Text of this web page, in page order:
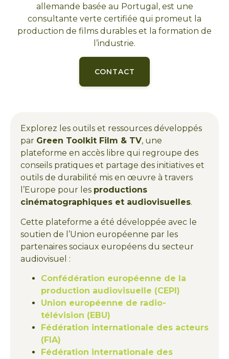
allemande basée au Portugal, est une
consultante verte certifiée qui promeut la
production de films durables et la formation de
l’industrie.
CONTACT
Explorez les outils et ressources développés
par Green Toolkit Film & TV, une
plateforme en accès libre qui regroupe des
conseils pratiques et partage des initiatives et
outils de durabilité mis en œuvre à travers
l’Europe pour les productions
cinématographiques et audiovisuelles.
Cette plateforme a été développée avec le
soutien de l’Union européenne par les
partenaires sociaux européens du secteur
audiovisuel :
Confédération européenne de la
production audiovisuelle (CEPI)
Union européenne de radio-
télévision (EBU)
Fédération internationale des acteurs
(FIA)
Fédération internationale des